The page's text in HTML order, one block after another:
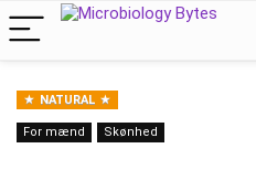
NATURAL
For mænd Skønhed